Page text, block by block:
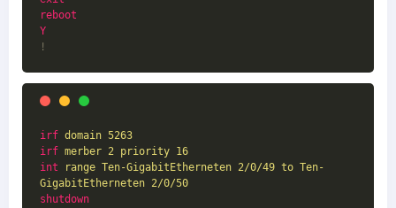
reboot
Y
!
irf domain 5263
irf merber 2 priority 16
int
range Ten-GigabitEtherneten 2/0/49 to Ten-
GigabitEtherneten 2/0/50
shutdown